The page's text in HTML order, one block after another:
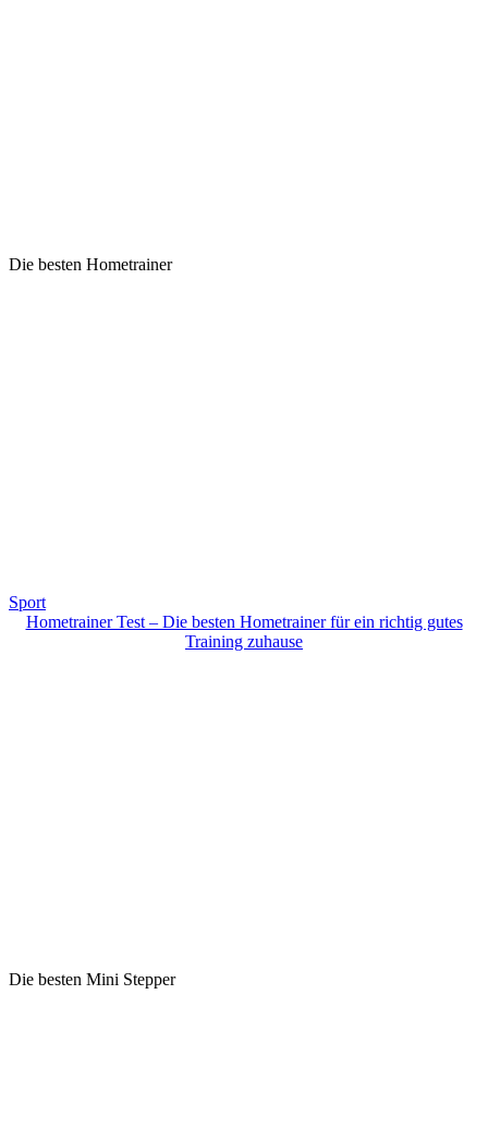
Die besten Hometrainer
Sport
Hometrainer Test – Die besten Hometrainer für ein richtig gutes
Training zuhause
Die besten Mini Stepper